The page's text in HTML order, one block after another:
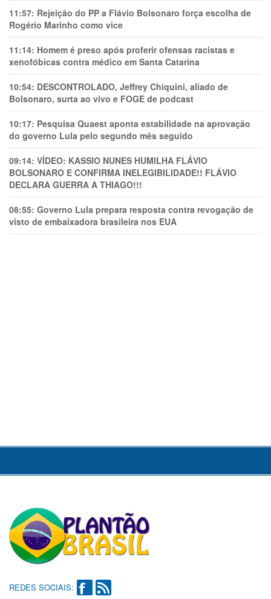
11:57: Rejeição do PP a Flávio Bolsonaro força escolha de
Rogério Marinho como vice
11:14: Homem é preso após proferir ofensas racistas e
xenofóbicas contra médico em Santa Catarina
10:54: DESCONTROLADO, Jeffrey Chiquini, aliado de
Bolsonaro, surta ao vivo e FOGE de podcast
10:17: Pesquisa Quaest aponta estabilidade na aprovação
do governo Lula pelo segundo mês seguido
09:14: VÍDEO: KASSIO NUNES HUMlLHA FLÁVIO
BOLSONARO E CONFIRMA INELEGIBILIDADE!! FLÁVIO
DECLARA GUERRA A THIAGO!!!
08:55: Governo Lula prepara resposta contra revogação de
visto de embaixadora brasileira nos EUA
REDES SOCIAIS: